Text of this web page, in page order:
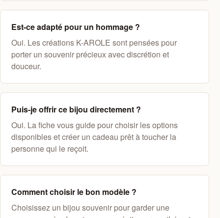
Est-ce adapté pour un hommage ?
Oui. Les créations K-AROLE sont pensées pour
porter un souvenir précieux avec discrétion et
douceur.
Puis-je offrir ce bijou directement ?
Oui. La fiche vous guide pour choisir les options
disponibles et créer un cadeau prêt à toucher la
personne qui le reçoit.
Comment choisir le bon modèle ?
Choisissez un bijou souvenir pour garder une